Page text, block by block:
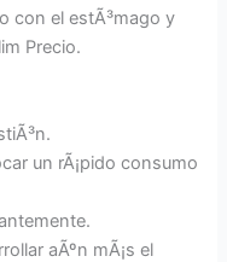
con el estÃ³mago y
Precio.
un rÃ¡pido consumo
aÃºn mÃ¡s el